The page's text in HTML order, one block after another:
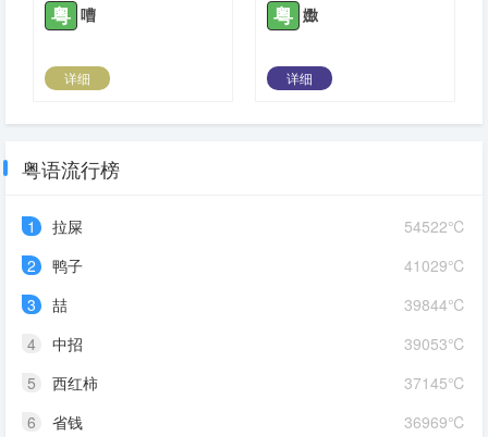
粤 嘈
详细
粤 嫐
详细
粤语流行榜
54522℃
1
拉屎
41029℃
2
鸭子
39844℃
3
喆
39053℃
4
中招
37145℃
5
西红柿
36969℃
6
省钱